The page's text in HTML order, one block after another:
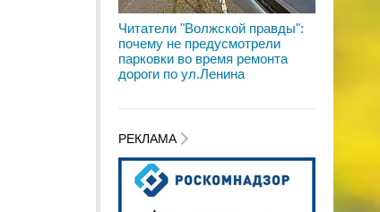
Читатели "Волжской правды":
почему не предусмотрели
парковки во время ремонта
дороги по ул.Ленина
РЕКЛАМА